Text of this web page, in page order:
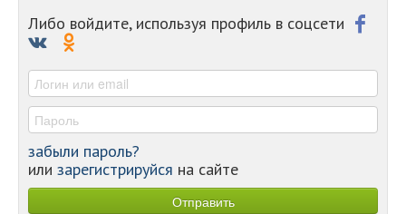
-
Либо войдите, используя профиль в соцсети
забыли пароль?
или зарегистрируйся на сайте